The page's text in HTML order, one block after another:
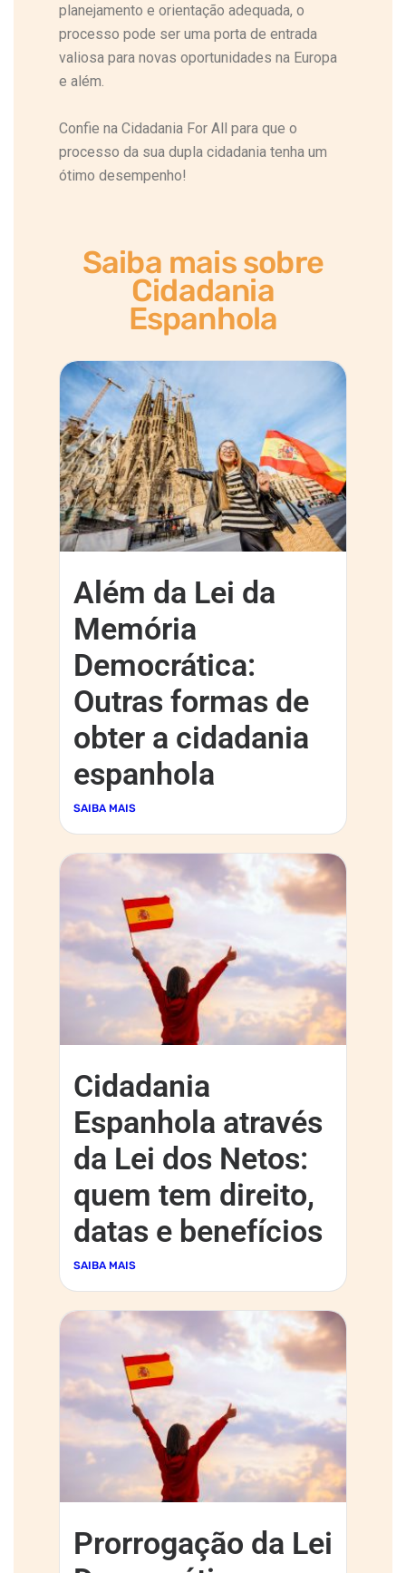
planejamento e orientação adequada, o
processo pode ser uma porta de entrada
valiosa para novas oportunidades na Europa
e além.
Confie na Cidadania For All para que o
processo da sua dupla cidadania tenha um
ótimo desempenho!
Saiba mais sobre
Cidadania
Espanhola
Além da Lei da
Memória
Democrática:
Outras formas de
obter a cidadania
espanhola
SAIBA MAIS
Cidadania
Espanhola através
da Lei dos Netos:
quem tem direito,
datas e benefícios
SAIBA MAIS
Prorrogação da Lei